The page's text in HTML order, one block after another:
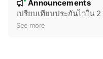
New
Announcements
เปรียบเทียบประกันไวใน
See more